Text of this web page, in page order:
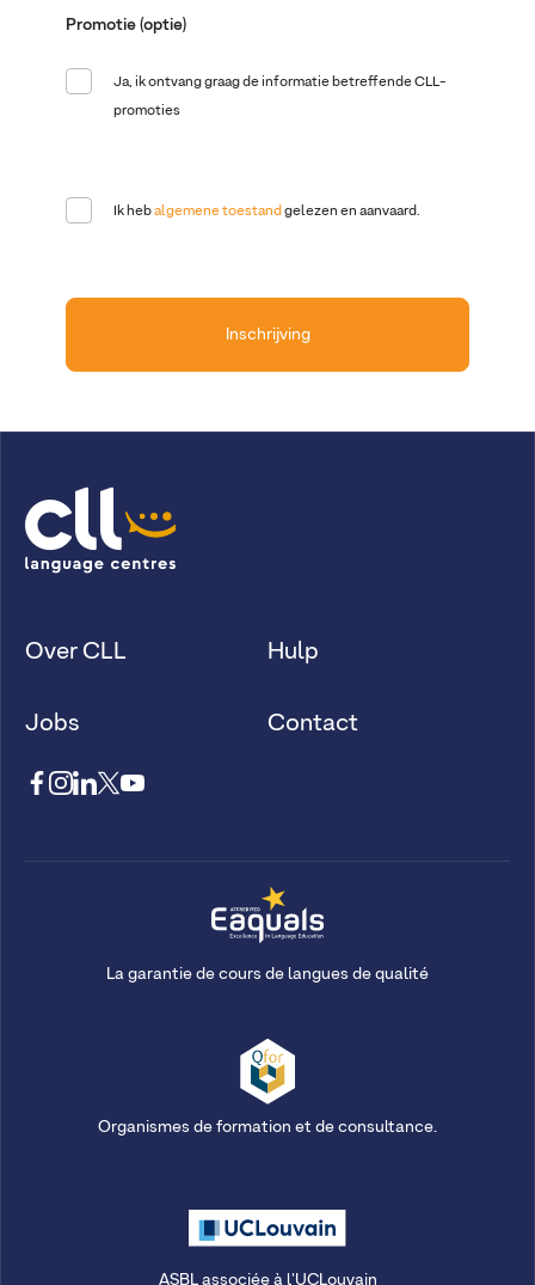
Naam van het bedrijf
Promotie (optie)
Ja, ik ontvang graag de informatie betreffende CLL-
promoties
Ik hebalgemene toestand gelezen en aanvaard.
Inschrijving
Over CLL
Jobs
Hulp
Contact
La garantie de cours de langues de qualité
Organismes de formation et de consultance.
ASBL associée à l'UCLouvain